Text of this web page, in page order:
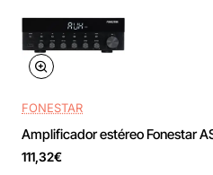
FONESTAR
Amplificador estéreo Fonestar
111,32€